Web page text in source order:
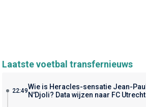
Laatste voetbal transfernieuws
22:49Wie is Heracles-sensatie Jean-Paul
N'Djoli? Data wijzen naar FC Utrecht